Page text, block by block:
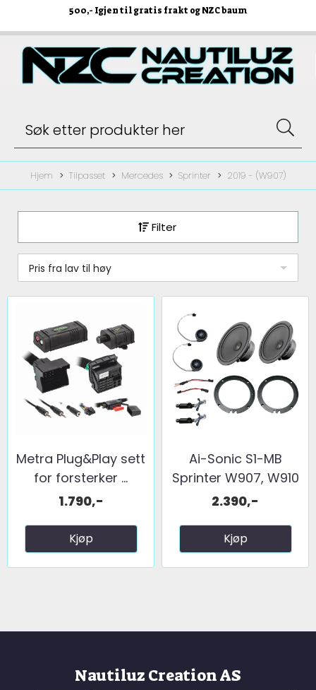
500,- Igjen til gratis frakt og NZC baum
Hjem Tilpasset Mercedes Sprinter 2019 - (W907)
Filter
Pris fra lav til høy
Metra Plug&Play sett
for forsterker ...
1.790,-
Kjøp
Ai-Sonic S1-MB
Sprinter W907, W910
2.390,-
Kjøp
Nautiluz Creation AS